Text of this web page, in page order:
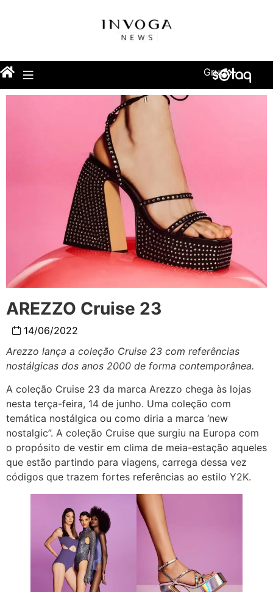
Grupo
AREZZO Cruise 23
14/06/2022
Arezzo lança a coleção Cruise 23 com referências
nostálgicas dos anos 2000 de forma contemporânea.
A coleção Cruise 23 da marca Arezzo chega às lojas
nesta terça-feira, 14 de junho. Uma coleção com
temática nostálgica ou como diria a marca ‘new
nostalgic”. A coleção Cruise que surgiu na Europa com
o propósito de vestir em clima de meia-estação aqueles
que estão partindo para viagens, carrega dessa vez
códigos que trazem fortes referências ao estilo Y2K.